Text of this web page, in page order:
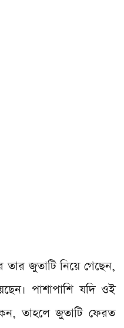
জুতাটি নিয়ে গেছেন,
পাশাপাশি যদি ওই
তাহলে জুতাটি ফেরত